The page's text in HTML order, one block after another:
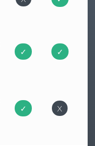
✓ ✓
✓ X